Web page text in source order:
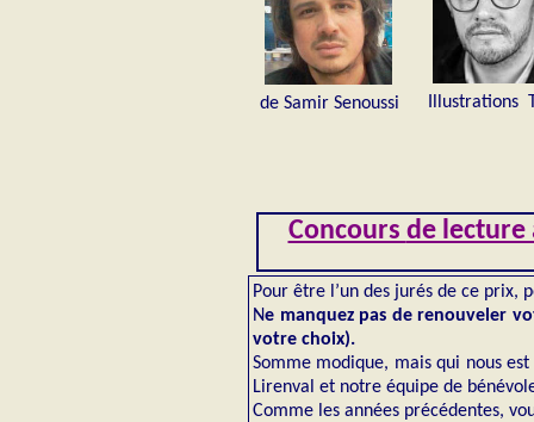
Illustrations
de Samir Senoussi
Pour être l’un des jurés de ce
Ne manquez pas de renouveler
votre choix).
Somme modique, mais qui nous
Lirenval et notre équipe de
Comme les années précédentes,
Concours de lecture